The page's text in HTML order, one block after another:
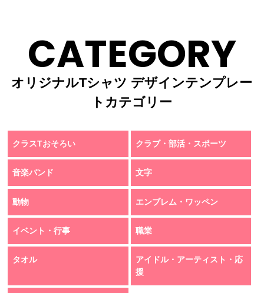
CATEGORY
オリジナルTシャツ デザインテンプレー
トカテゴリー
クラスTおそろい クラブ・部活・スポーツ
音楽バンド 文字
動物 エンブレム・ワッペン
イベント・行事 職業
タオル
アイドル・アーティスト・応
援